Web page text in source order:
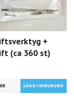
+
(ca 360 st)